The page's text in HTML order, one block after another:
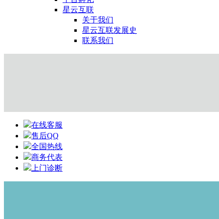
星云互联
关于我们
星云互联发展史
联系我们
在线客服
售后QQ
全国热线
商务代表
上门诊断